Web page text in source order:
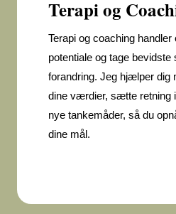
Terapi og
Terapi og coaching
potentiale og tage bevidste
forandring. Jeg hjælper dig
dine værdier, sætte retning
nye tankemåder, så du
dine mål.